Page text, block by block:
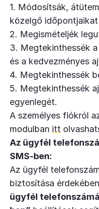
1. Módosítsák,
közelgő időpontjaikat
2. Megismételjék
3. Megtekinthessék
és a kedvezményes
4. Megtekinthessék
5. Megtekinthessék
egyenlegét.
A személyes fiókról
modulban itt
Az ügyfél
SMS-ben:
Az ügyfél
biztosítása
ügyfél